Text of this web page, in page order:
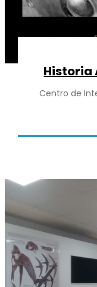
Historia
Centro de